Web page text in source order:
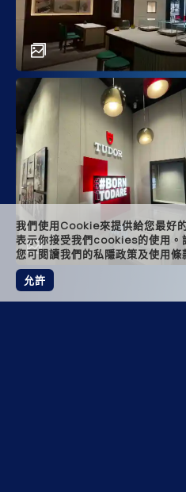
我們使用Cookie來提供給您最好
表示你接受我們cookies的使用。
您可閱讀我們的私隱政策及使用條
允許